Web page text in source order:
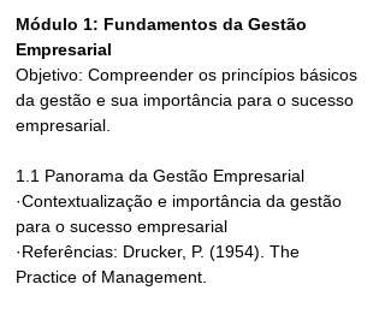
Módulo 1: Fundamentos da Gestão
Empresarial
Objetivo: Compreender os princípios básicos
da gestão e sua importância para o sucesso
empresarial.
1.1 Panorama da Gestão Empresarial
·Contextualização e importância da gestão
para o sucesso empresarial
·Referências: Drucker, P. (1954). The
Practice of Management.